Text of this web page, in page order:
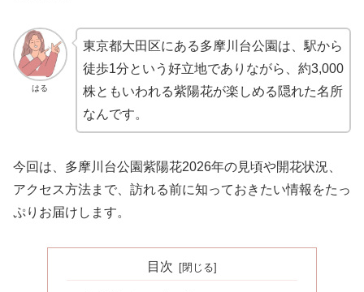
はる
東京都大田区にある多摩川台公園は、駅から
徒歩1分という好立地でありながら、約3,000
株ともいわれる紫陽花が楽しめる隠れた名所
なんです。
今回は、多摩川台公園紫陽花2026年の見頃や開花状況、
アクセス方法まで、訪れる前に知っておきたい情報をたっ
ぷりお届けします。
目次